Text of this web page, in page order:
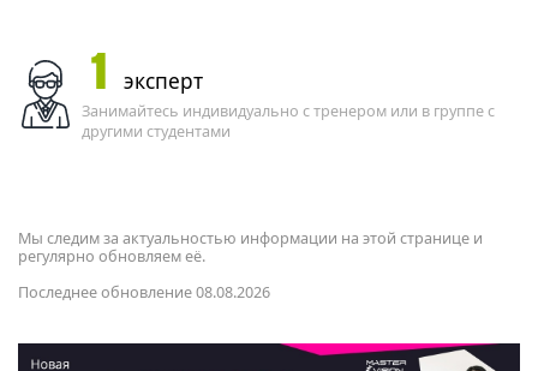
1 эксперт
Занимайтесь индивидуально с тренером или в группе с
другими студентами
Мы следим за актуальностью информации на этой странице и
регулярно обновляем её.
Последнее обновление 08.08.2026